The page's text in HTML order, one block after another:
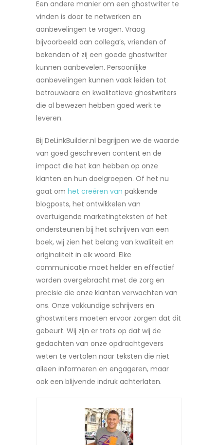
Een andere manier om een ghostwriter te
vinden is door te netwerken en
aanbevelingen te vragen. Vraag
bijvoorbeeld aan collega’s, vrienden of
bekenden of zij een goede ghostwriter
kunnen aanbevelen. Persoonlijke
aanbevelingen kunnen vaak leiden tot
betrouwbare en kwalitatieve ghostwriters
die al bewezen hebben goed werk te
leveren.
Bij DeLinkBuilder.nl begrijpen we de waarde
van goed geschreven content en de
impact die het kan hebben op onze
klanten en hun doelgroepen. Of het nu
gaat om het creëren van pakkende
blogposts, het ontwikkelen van
overtuigende marketingteksten of het
ondersteunen bij het schrijven van een
boek, wij zien het belang van kwaliteit en
originaliteit in elk woord. Elke
communicatie moet helder en effectief
worden overgebracht met de zorg en
precisie die onze klanten verwachten van
ons. Onze vakkundige schrijvers en
ghostwriters moeten ervoor zorgen dat dit
gebeurt. Wij zijn er trots op dat wij de
gedachten van onze opdrachtgevers
weten te vertalen naar teksten die niet
alleen informeren en engageren, maar
ook een blijvende indruk achterlaten.